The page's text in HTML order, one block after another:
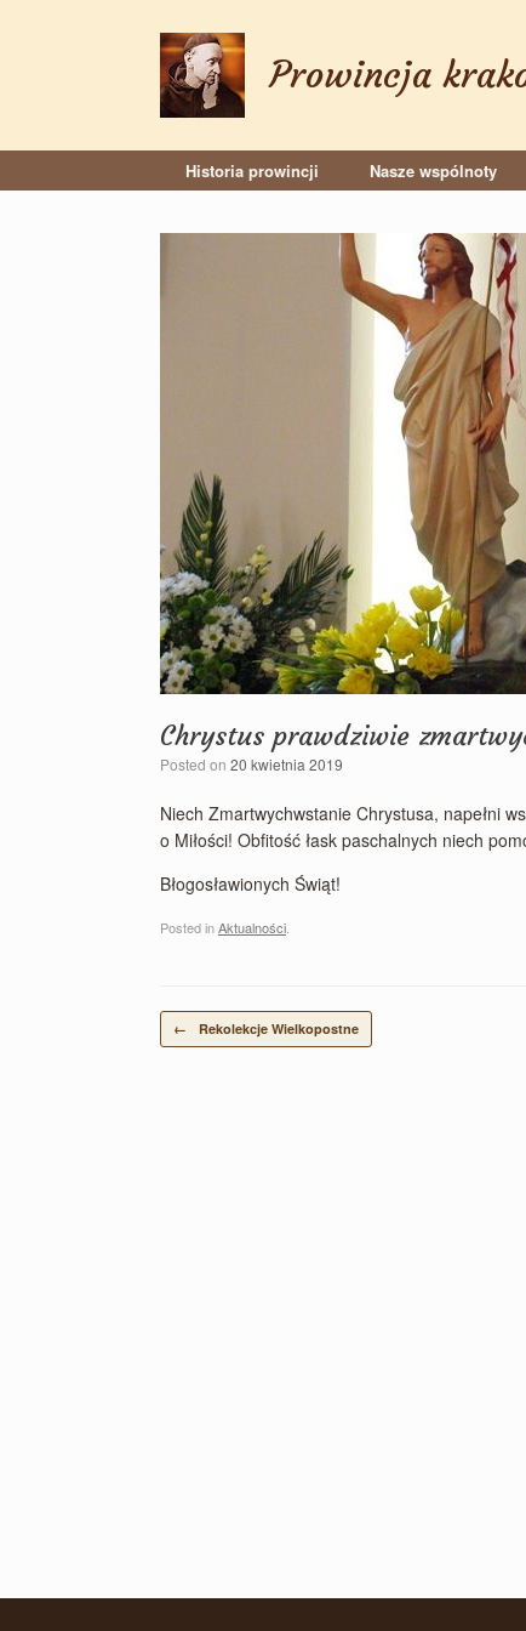
Prowincja
Historia prowincji Nasze wspólnoty
Chrystus prawdziwie
Posted on 20 kwietnia 2019
Niech Zmartwychwstanie Chrystusa, napełni
o Miłości! Obfitość łask paschalnych niech
Błogosławionych Świąt!
Posted inAktualności
Post navigation
← Rekolekcje Wielkopostne